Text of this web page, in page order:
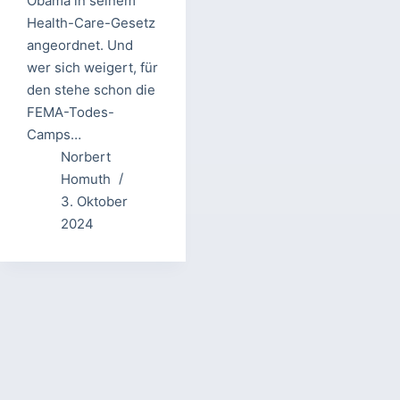
Health-Care-Gesetz
angeordnet. Und
wer sich weigert, für
den stehe schon die
FEMA-Todes-
Camps…
Norbert
Homuth
3. Oktober
2024